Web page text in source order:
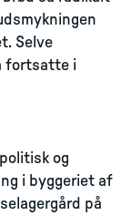
Selve
fortsatte i
og
i byggeriet af
på